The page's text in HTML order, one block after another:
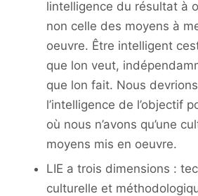
lintelligence du résultat à
non celle des moyens à
oeuvre. Être intelligent
que lon veut,
que lon fait. Nous
l’intelligence de l’objectif
où nous n’avons qu’une
moyens mis en oeuvre.
LIE a trois dimensions :
culturelle et